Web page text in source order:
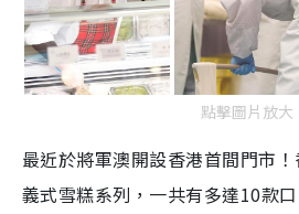
點擊圖片放大
最近於將軍澳開設香港首間門市
義式雪糕系列，一共有多達10款